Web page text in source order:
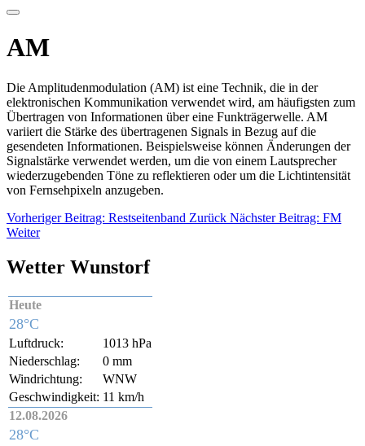
AM
Die Amplitudenmodulation (AM) ist eine Technik, die in der
elektronischen Kommunikation verwendet wird, am häufigsten zum
Übertragen von Informationen über eine Funkträgerwelle. AM
variiert die Stärke des übertragenen Signals in Bezug auf die
gesendeten Informationen. Beispielsweise können Änderungen der
Signalstärke verwendet werden, um die von einem Lautsprecher
wiederzugebenden Töne zu reflektieren oder um die Lichtintensität
von Fernsehpixeln anzugeben.
Vorheriger Beitrag: Restseitenband Zurück Nächster Beitrag: FM
Weiter
Wetter Wunstorf
Heute
28°C
Luftdruck:
1013 hPa
Niederschlag:
0 mm
Windrichtung:
WNW
Geschwindigkeit: 11 km/h
12.08.2026
28°C